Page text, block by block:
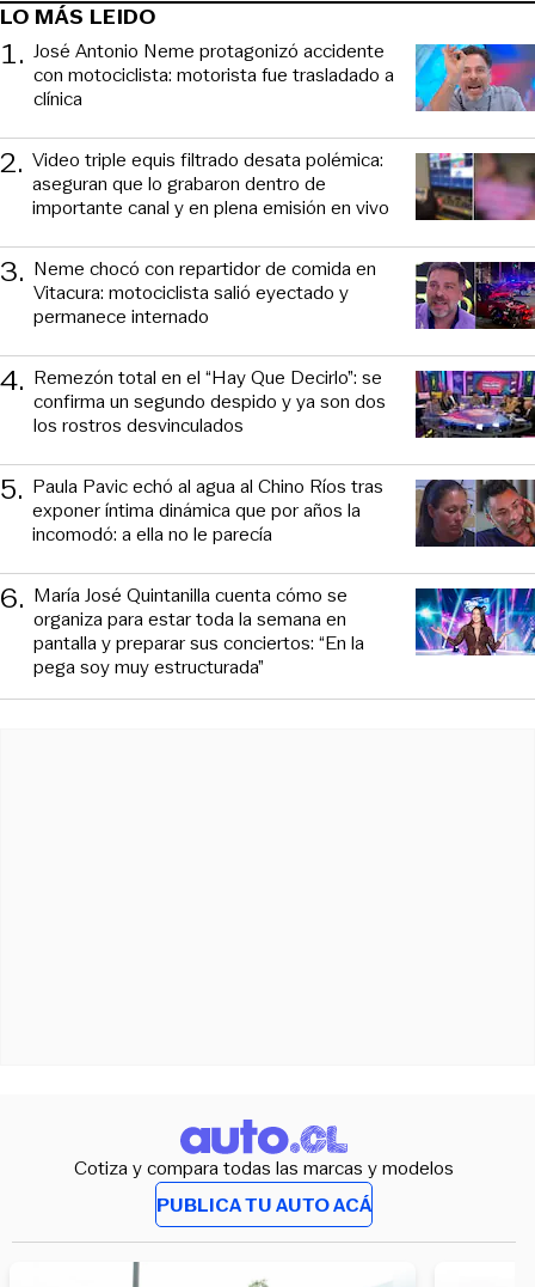
LO MÁS LEIDO
1. José Antonio Neme protagonizó accidente
con motociclista: motorista fue trasladado a
clínica
2. Video triple equis filtrado desata polémica:
aseguran que lo grabaron dentro de
importante canal y en plena emisión en vivo
3. Neme chocó con repartidor de comida en
Vitacura: motociclista salió eyectado y
permanece internado
4. Remezón total en el “Hay Que Decirlo”: se
confirma un segundo despido y ya son dos
los rostros desvinculados
5. Paula Pavic echó al agua al Chino Ríos tras
exponer íntima dinámica que por años la
incomodó: a ella no le parecía
6. María José Quintanilla cuenta cómo se
organiza para estar toda la semana en
pantalla y preparar sus conciertos: “En la
pega soy muy estructurada”
Cotiza y compara todas las marcas y modelos
PUBLICA TU AUTO ACÁ